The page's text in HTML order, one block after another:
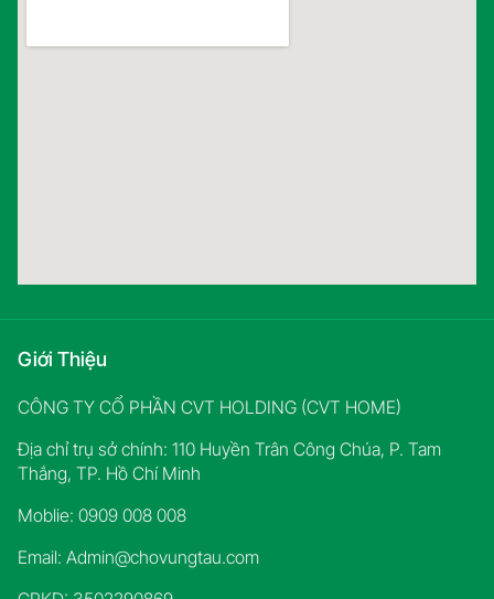
Giới Thiệu
CÔNG TY CỔ PHẦN CVT HOLDING (CVT HOME)
Địa chỉ trụ sở chính: 110 Huyền Trân Công Chúa, P. Tam
Thắng, TP. Hồ Chí Minh
Moblie: 0909 008 008
Email: Admin@chovungtau.com